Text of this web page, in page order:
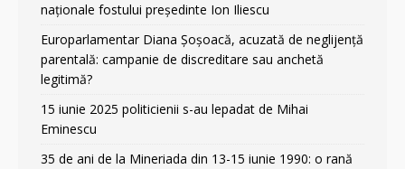
naționale fostului președinte Ion Iliescu
Europarlamentar Diana Șoșoacă, acuzată de neglijență
parentală: campanie de discreditare sau anchetă
legitimă?
15 iunie 2025 politicienii s-au lepadat de Mihai
Eminescu
35 de ani de la Mineriada din 13-15 iunie 1990: o rană